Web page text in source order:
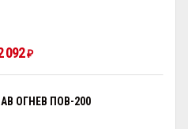
092₽
ОГНЕВ ПОВ-200